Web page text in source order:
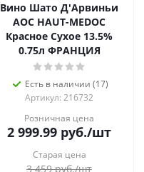
Вино Шато Д'Арвиньи
AOC HAUT-MEDOC
Красное Сухое 13.5%
0.75л ФРАНЦИЯ
Есть в наличии (17)
Артикул: 216732
Розничная цена
2 999.99 руб./шт
Старая цена
3 459руб./шт